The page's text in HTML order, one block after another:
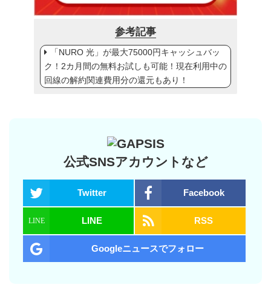
参考記事
「NURO 光」が最大75000円キャッシュバッ
ク！2カ月間の無料お試しも可能！現在利用中の
回線の解約関連費用分の還元もあり！
公式SNSアカウントなど
Twitter Facebook
LINE RSS
Googleニュースでフォロー